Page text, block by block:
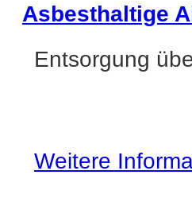
Asbesthaltige
Entsorgung
Weitere